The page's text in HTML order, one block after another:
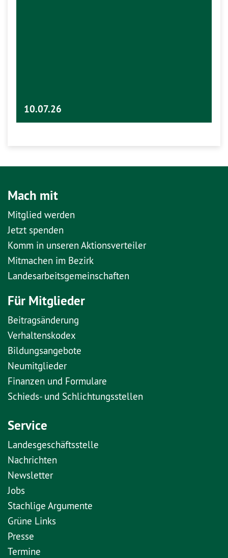
10.07.26
Mach mit
Mitglied werden
Jetzt spenden
Komm in unseren Aktionsverteiler
Mitmachen im Bezirk
Landesarbeitsgemeinschaften
Für Mitglieder
Beitragsänderung
Verhaltenskodex
Bildungsangebote
Neumitglieder
Finanzen und Formulare
Schieds- und Schlichtungsstellen
Service
Landesgeschäftsstelle
Nachrichten
Newsletter
Jobs
Stachlige Argumente
Grüne Links
Presse
Termine